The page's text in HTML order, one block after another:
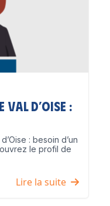
d’Oise :
: besoin d’un
le profil de
Lire la suite